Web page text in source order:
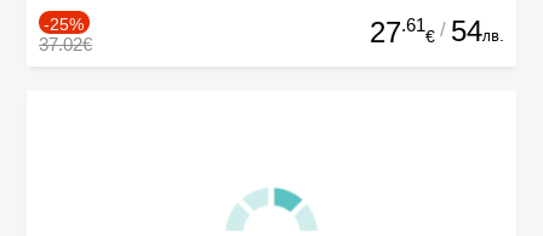
-25%
37.02€ 27.61
€ / 54лв.